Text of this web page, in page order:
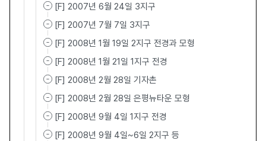
[F] 2007년 6월 24일 3지구
[F] 2007년 7월 7일 3지구
[F] 2008년 1월 19일 2지구 전경과 모형
[F] 2008년 1월 21일 1지구 전경
[F] 2008년 2월 28일 기자촌
[F] 2008년 2월 28일 은평뉴타운 모형
[F] 2008년 9월 4일 1지구 전경
[F] 2008년 9월 4일~6일 2지구 등